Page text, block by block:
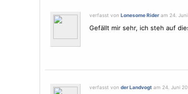
verfasst von Lonesome Rideram 24. Juni
Gefällt mir sehr, ich steh auf
verfasst von der Landvogtam 24. Juni